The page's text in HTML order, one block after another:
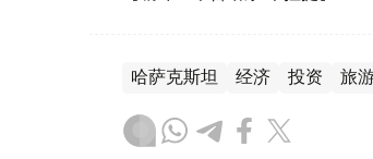
哈萨克斯坦 经济 投资 旅